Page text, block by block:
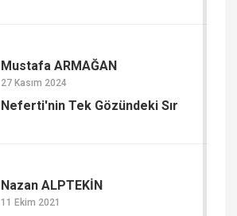
Mustafa ARMAĞAN
27 Kasım 2024
Neferti'nin Tek Gözündeki Sır
Nazan ALPTEKİN
11 Ekim 2021